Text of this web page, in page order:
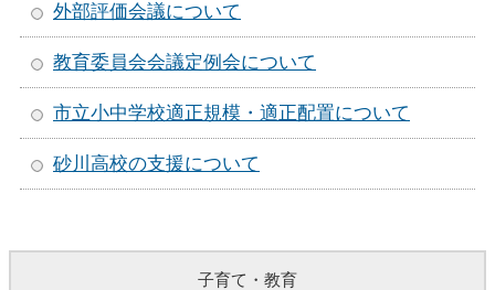
外部評価会議について
教育委員会会議定例会について
市立小中学校適正規模・適正配置について
砂川高校の支援について
子育て・教育